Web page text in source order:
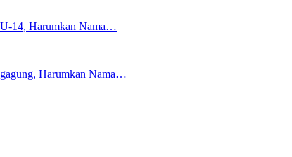
14, Harumkan Nama…
Harumkan Nama…